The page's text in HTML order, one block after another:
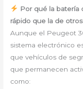
Por qué la batería
rápido que la de
Aunque el Peugeot
sistema electrónico
que vehículos de
que permanecen
como: